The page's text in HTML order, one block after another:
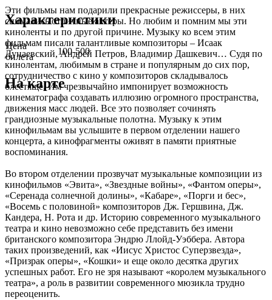
Эти фильмы нам подарили прекрасные режиссеры, в них
снимались отличные актеры. Но любим и помним мы эти
киноленты и по другой причине. Музыку ко всем этим
фильмам писали талантливые композиторы – Исаак
Дунаевский, Андрей Петров, Владимир Дашкевич… Судя по
кинолентам, любимым в стране и популярным до сих пор,
сотрудничество с кино у композиторов складывалось
блестяще. Им чрезвычайно импонирует возможность
кинематографа создавать иллюзию огромного пространства,
движения масс людей. Все это позволяет сочинять
грандиозные музыкальные полотна. Музыку к этим
кинофильмам вы услышите в первом отделении нашего
концерта, а кинофрагменты оживят в памяти приятные
воспоминания.
Во втором отделении прозвучат музыкальные композиции из
кинофильмов «Эвита», «Звездные войны», «Фантом оперы»,
«Серенада солнечной долины», «Кабаре», «Порги и бес»,
«Восемь с половиной» композиторов Дж. Гершвина, Дж.
Кандера, Н. Рота и др. Историю современного музыкального
театра и кино невозможно себе представить без имени
британского композитора Эндрю Ллойд-Уэббера. Автора
таких произведений, как «Иисус Христос Суперзвезда»,
«Призрак оперы», «Кошки» и еще около десятка других
успешных работ. Его не зря называют «королем музыкального
театра», а роль в развитии современного мюзикла трудно
переоценить.
Характеристики
Цена
билета
100-500
На карте